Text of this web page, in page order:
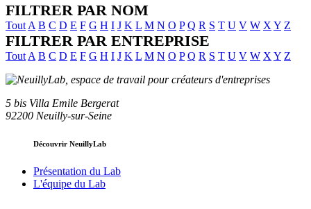
FILTRER PAR NOM
Tout A B C D E F G H I J K L M N O P Q R S T U V W X Y Z
FILTRER PAR ENTREPRISE
Tout A B C D E F G H I J K L M N O P Q R S T U V W X Y Z
5 bis Villa Emile Bergerat
92200 Neuilly-sur-Seine
Découvrir NeuillyLab
Présentation du Lab
L'équipe du Lab